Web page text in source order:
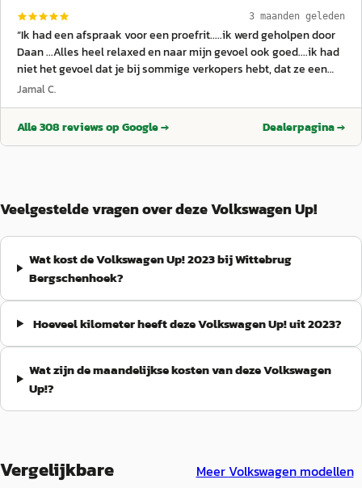
konden nemen. Ter plaatse bleek dit anders. We werden
hartelijk ontvangen door Elmar. En die heeft ons enorm goed
geholpen. We konden de Kadjar een week later, na wat puzzel
werk in de planning, meenemen en omdat onze auto het
begeven had en daar al voor taxatie was opgegeven kregen we
een leenauto mee. Goed meegedacht door Elmar en alle zaken
rondom de aankoop werd helder uitgelegd en rustig
afgehandeld(ondanks de 39℃ temperatuur) Met 100%
tevredenheid raad ik Wittebrug in Bergschenhoek iedereen aan
3 maanden geleden
“Ik had een afspraak voor een proefrit.....ik werd geholpen door
Daan ...Alles heel relaxed en naar mijn gevoel ook goed....ik had
niet het gevoel dat je bij sommige verkopers hebt, dat ze een
heel verhaal ophangen om je iets op te dringen....De proefrit was
weigeren. ..ook bij het ophalen van de auto een perfecte
afhandeling( goed verzorgd)...alles geregeld! Thanks Daan!
Jamal C.
Alle308reviews op Google → Dealerpagina →
Veelgestelde vragen over deze Volkswagen Up!
Wat kost de Volkswagen Up! 2023 bij Wittebrug
Bergschenhoek?
Hoeveel kilometer heeft deze Volkswagen Up! uit 2023?
Wat zijn de maandelijkse kosten van deze Volkswagen
Up!?
Vergelijkbare
MeerVolkswagenmodellen